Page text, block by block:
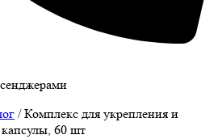
/Комплекс для укрепления и
60 шт